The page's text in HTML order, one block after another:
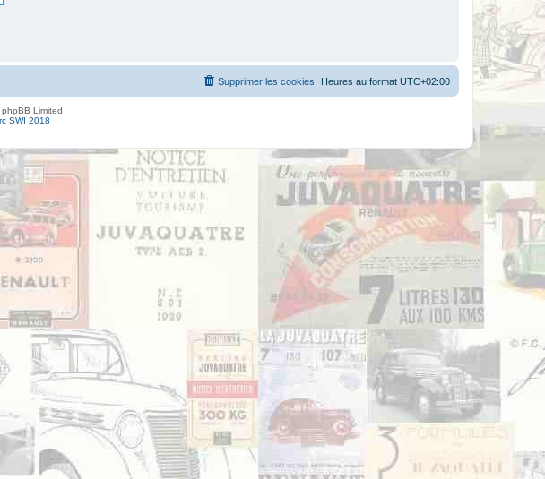
Heures au format UTC+02:00
Supprimer les cookies
Limited
SWI 2018